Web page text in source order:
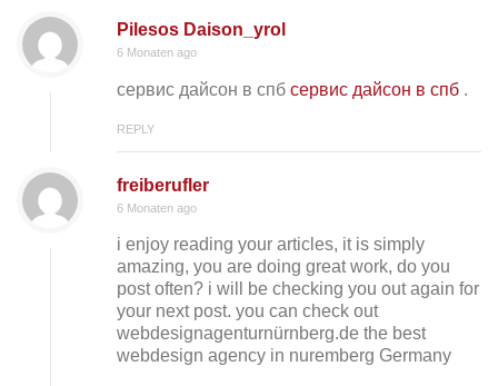
Pilesos Daison_yrol
6 Monaten ago
сервис дайсон в спб сервис дайсон в спб .
REPLY
freiberufler
6 Monaten ago
i enjoy reading your articles, it is simply
amazing, you are doing great work, do you
post often? i will be checking you out again for
your next post. you can check out
webdesignagenturnürnberg.de the best
webdesign agency in nuremberg Germany